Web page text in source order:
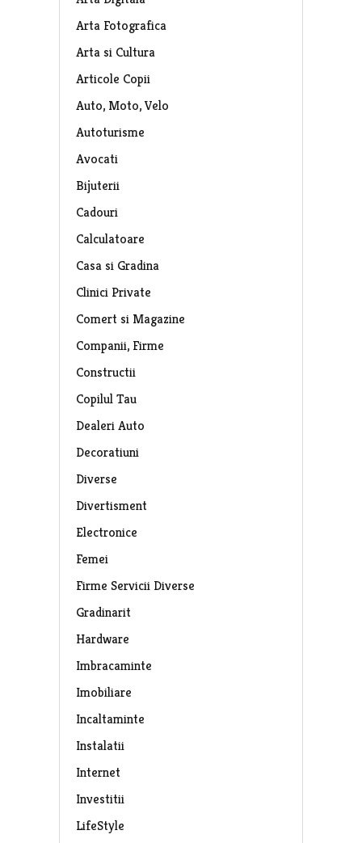
Arta Fotografica
Arta si Cultura
Articole Copii
Auto, Moto, Velo
Autoturisme
Avocati
Bijuterii
Cadouri
Calculatoare
Casa si Gradina
Clinici Private
Comert si Magazine
Companii, Firme
Constructii
Copilul Tau
Dealeri Auto
Decoratiuni
Diverse
Divertisment
Electronice
Femei
Firme Servicii Diverse
Gradinarit
Hardware
Imbracaminte
Imobiliare
Incaltaminte
Instalatii
Internet
Investitii
LifeStyle